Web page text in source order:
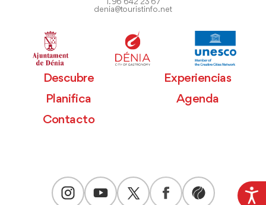
T. 96 642 23 67
denia@touristinfo.net
Descubre
Experiencias
Planifica
Agenda
Contacto